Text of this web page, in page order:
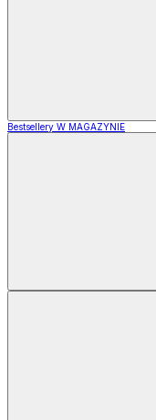
Bestsellery W MAGAZYNIE